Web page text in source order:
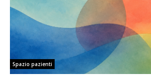
Spazio pazienti